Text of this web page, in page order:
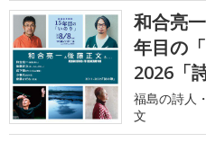
和合亮
年目の
2026「
福島の詩人
文